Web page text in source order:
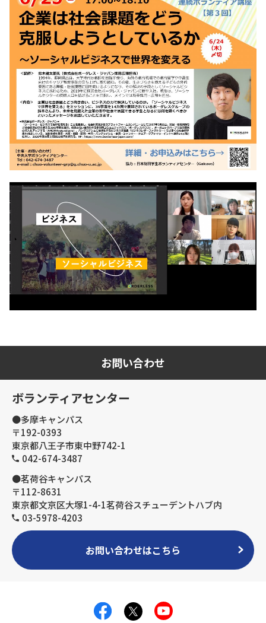
お問い合わせ
ボランティアセンター
●多摩キャンパス
〒192-0393
東京都八王子市東中野742-1
042-674-3487
●茗荷谷キャンパス
〒112-8631
東京都文京区大塚1-4-1茗荷谷スチューデントハブ内
03-5978-4203
お問い合わせはこちら